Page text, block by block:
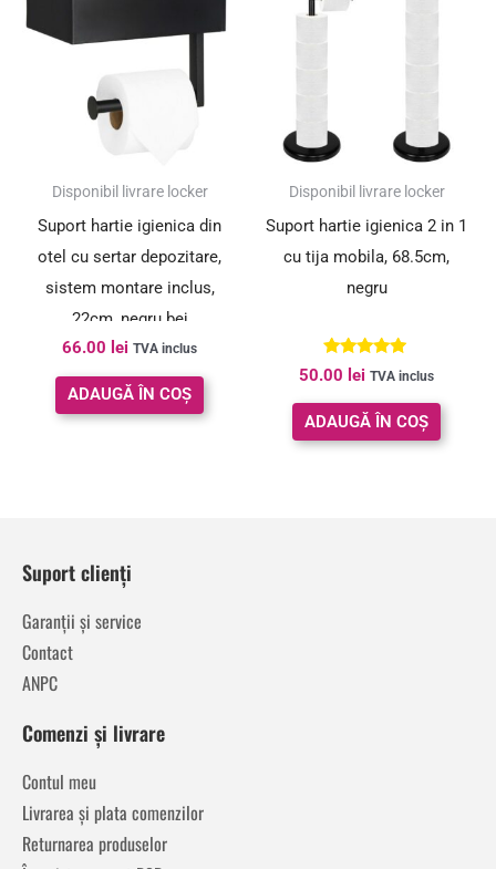
Disponibil livrare locker
Suport hartie igienica din
otel cu sertar depozitare,
sistem montare inclus,
22cm, negru bej
66.00 lei TVA inclus
ADAUGĂ ÎN COȘ
Disponibil livrare locker
Suport hartie igienica 2 in 1
cu tija mobila, 68.5cm,
negru
Evaluat la
5.00
din 5
50.00 lei TVA inclus
ADAUGĂ ÎN COȘ
Suport clienți
Garanții și service
Contact
ANPC
Comenzi și livrare
Contul meu
Livrarea și plata comenzilor
Returnarea produselor